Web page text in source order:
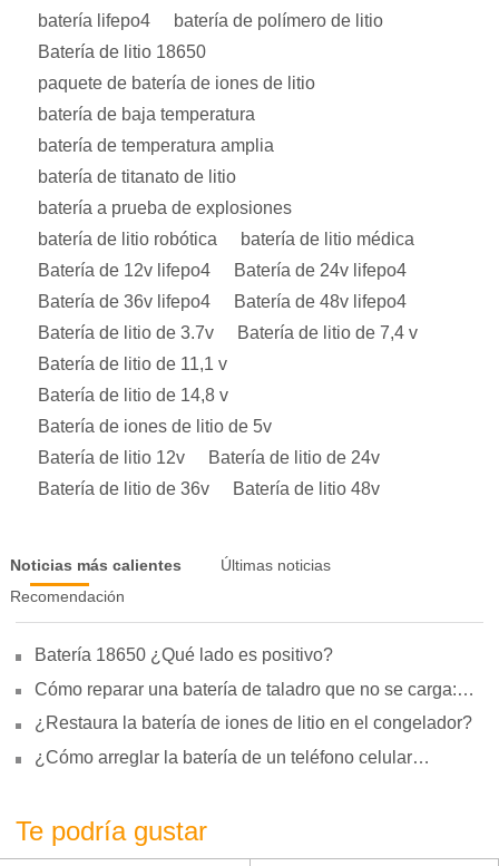
batería lifepo4
batería de polímero de litio
Batería de litio 18650
paquete de batería de iones de litio
batería de baja temperatura
batería de temperatura amplia
batería de titanato de litio
batería a prueba de explosiones
batería de litio robótica
batería de litio médica
Batería de 12v lifepo4
Batería de 24v lifepo4
Batería de 36v lifepo4
Batería de 48v lifepo4
Batería de litio de 3.7v
Batería de litio de 7,4 v
Batería de litio de 11,1 v
Batería de litio de 14,8 v
Batería de iones de litio de 5v
Batería de litio 12v
Batería de litio de 24v
Batería de litio de 36v
Batería de litio 48v
Noticias más calientes
Últimas noticias
Recomendación
Batería 18650 ¿Qué lado es positivo?
Cómo reparar una batería de taladro que no se carga:
¿Restaura la batería de iones de litio en el congelador?
¿Cómo arreglar la batería de un teléfono celular
Te podría gustar